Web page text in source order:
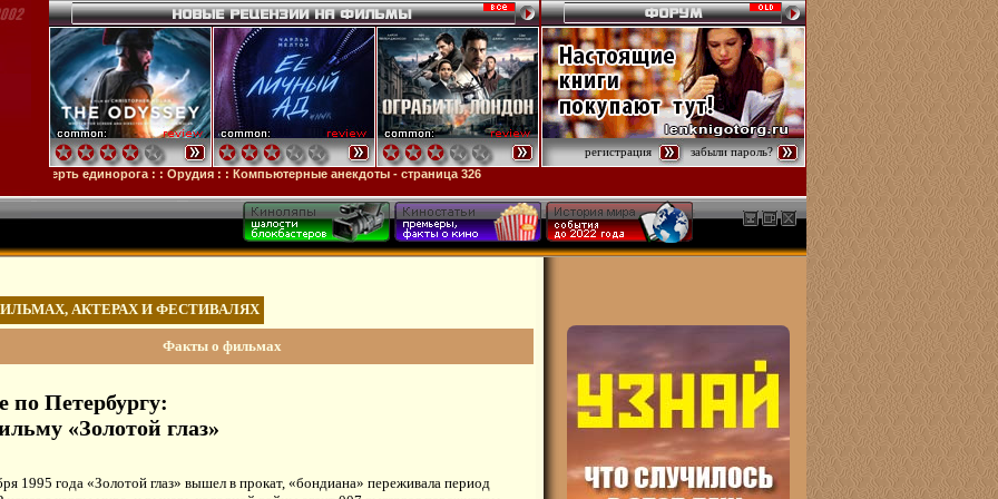
единорога: :Орудия: : Компьютерные анекдоты - страница 326
регистрация забыли пароль?
АКТЕРАХ И ФЕСТИВАЛЯХ
Факты о фильмах
по Петербургу:
«Золотой глаз»
1995 года «Золотой глаз» вышел в прокат, «бондиана» переживала период